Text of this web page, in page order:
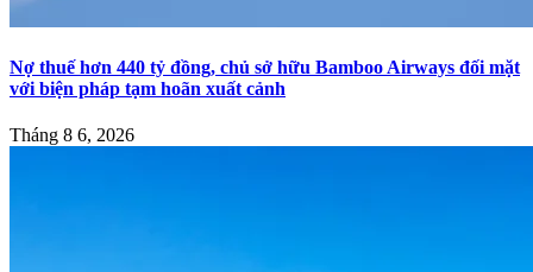
Nợ thuế hơn 440 tỷ đồng, chủ sở hữu Bamboo Airways đối mặt
với biện pháp tạm hoãn xuất cảnh
Tháng 8 6, 2026